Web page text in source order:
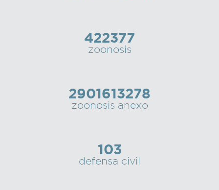
422377
zoonosis
2901613278
zoonosis anexo
103
defensa civil